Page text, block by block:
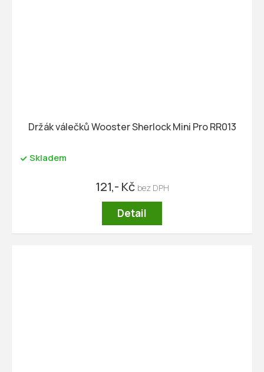
Držák válečků Wooster Sherlock Mini Pro RR013
Skladem
121,- Kč
Detail